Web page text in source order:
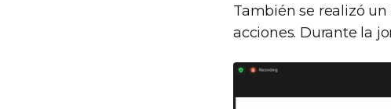
También se realizó
acciones. Durante la